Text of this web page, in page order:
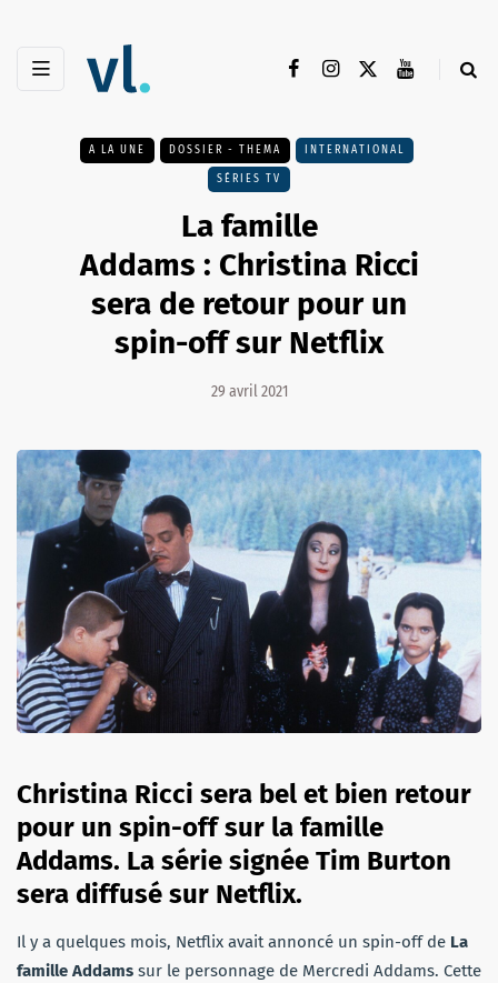
A LA UNE DOSSIER - THEMA INTERNATIONAL
SÉRIES TV
La famille
Addams : Christina Ricci
sera de retour pour un
spin-off sur Netflix
29 avril 2021
Christina Ricci sera bel et bien retour
pour un spin-off sur la famille
Addams. La série signée Tim Burton
sera diffusé sur Netflix.
Il y a quelques mois, Netflix avait annoncé un spin-off de La
famille Addams sur le personnage de Mercredi Addams. Cette